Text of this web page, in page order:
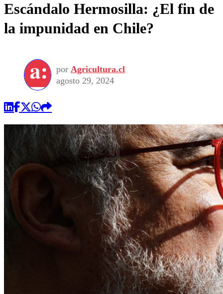
Escándalo Hermosilla: ¿El fin de
la impunidad en Chile?
por Agricultura.cl
agosto 29, 2024